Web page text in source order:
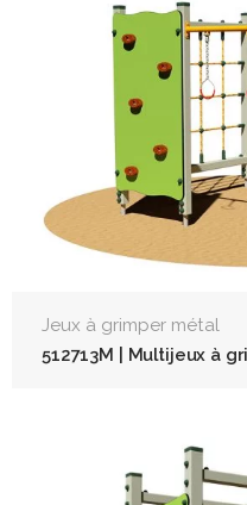
Jeux à grimper métal
512713M | Multijeux à